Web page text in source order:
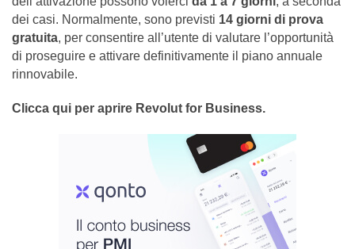
dei casi. Normalmente, sono previsti 14 giorni di prova
gratuita, per consentire all’utente di valutare l’opportunità
di proseguire e attivare definitivamente il piano annuale
rinnovabile.
Clicca qui per aprire Revolut for Business.